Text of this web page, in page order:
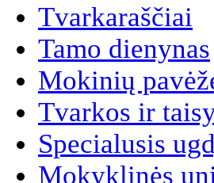
Tvarkaraščiai
Tamo dienynas
Mokinių
Tvarkos ir
Specialusis
Mokyklinės